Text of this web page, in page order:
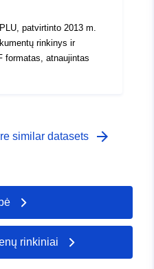
patvirtinto 2013 m.
rinkinys ir
formatas, atnaujintas
similar datasets arrow_forward
rinkiniai